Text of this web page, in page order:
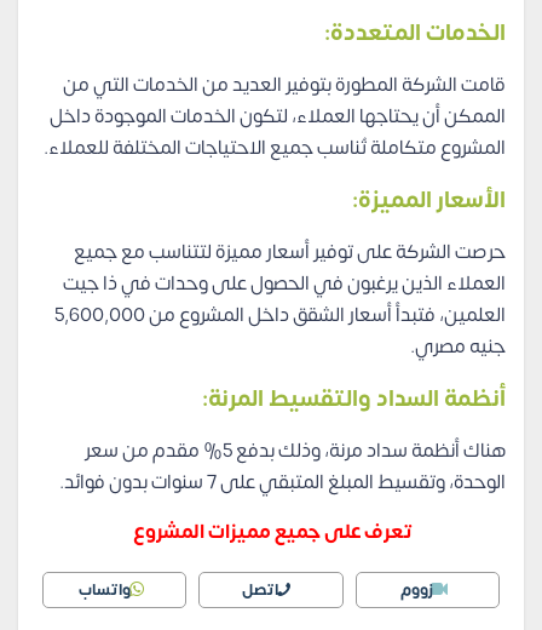
الخدمات المتعددة:
قامت الشركة المطورة بتوفير العديد من الخدمات التي من
الممكن أن يحتاجها العملاء، لتكون الخدمات الموجودة داخل
المشروع متكاملة تُناسب جميع الاحتياجات المختلفة للعملاء.
الأسعار المميزة:
حرصت الشركة على توفير أسعار مميزة لتتناسب مع جميع
العملاء الذين يرغبون في الحصول على وحدات في ذا جيت
العلمين، فتبدأ أسعار الشقق داخل المشروع من 5,600,000
جنيه مصري.
أنظمة السداد والتقسيط المرنة:
هناك أنظمة سداد مرنة، وذلك بدفع 5% مقدم من سعر
الوحدة، وتقسيط المبلغ المتبقي على 7 سنوات بدون فوائد.
تعرف على جميع مميزات المشروع
زووم اتصل واتساب